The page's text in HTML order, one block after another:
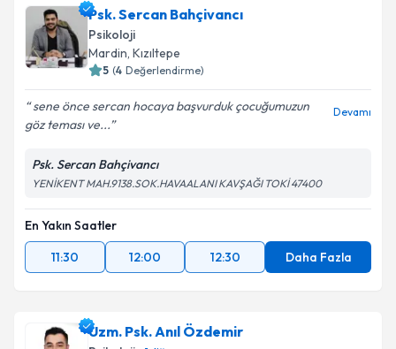
Psk. Sercan Bahçivancı
Psikoloji
Mardin, Kızıltepe
5 (4 Değerlendirme)
sene önce sercan hocaya başvurduk çocuğumuzun
göz teması ve...
Devamı
Psk. Sercan Bahçivancı
YENİKENT MAH.9138.SOK.HAVAALANI KAVŞAĞI TOKİ 47400
En Yakın Saatler
11:30
12:00 12:30 Daha Fazla
Uzm. Psk. Anıl Özdemir